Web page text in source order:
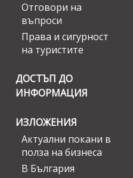
Отговори на
въпроси
Права и сигурност
на туристите
ДОСТЪП ДО
ИНФОРМАЦИЯ
ИЗЛОЖЕНИЯ
Актуални покани в
полза на бизнеса
В България